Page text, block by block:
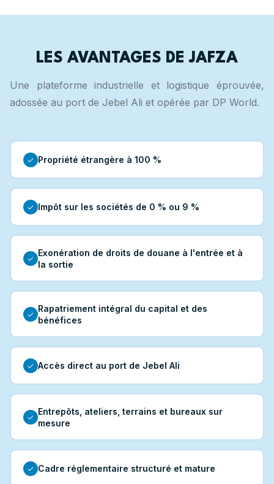
LES AVANTAGES DE JAFZA
Une plateforme industrielle et logistique éprouvée,
adossée au port de Jebel Ali et opérée par DP World.
✓ Propriété étrangère à 100 %
✓ Impôt sur les sociétés de 0 % ou 9 %
✓
Exonération de droits de douane à l'entrée et à
la sortie
✓
Rapatriement intégral du capital et des
bénéfices
✓ Accès direct au port de Jebel Ali
✓
Entrepôts, ateliers, terrains et bureaux sur
mesure
✓ Cadre réglementaire structuré et mature